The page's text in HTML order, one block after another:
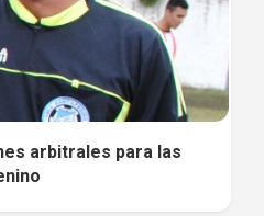
arbitrales para las